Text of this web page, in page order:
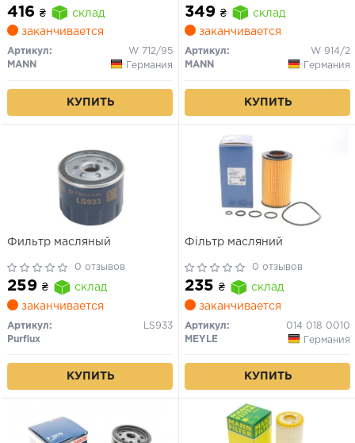
MANN)
416 ₴
склад
заканчивается
Артикул:
W 712/95
MANN
Германия
КУПИТЬ
LADA 110, 111,
349 ₴
склад
заканчивается
Артикул:
W 914/2
MANN
Германия
КУПИТЬ
Фильтр масляный
0 отзывов
259 ₴
склад
заканчивается
Артикул:
LS933
Purflux
КУПИТЬ
Фільтр масляний
0 отзывов
235 ₴
склад
заканчивается
Артикул:
014 018 0010
MEYLE
Германия
КУПИТЬ